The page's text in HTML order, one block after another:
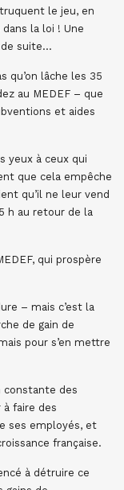
le jeu, en
la loi ! Une
de suite…
qu’on lâche les 35
au MEDEF – que
et aides
yeux à ceux qui
que cela empêche
qu’il ne leur vend
h au retour de la
qui prospère
– mais c’est la
de gain de
pour s’en mettre
constante des
à faire des
ses employés, et
française.
à détruire ce